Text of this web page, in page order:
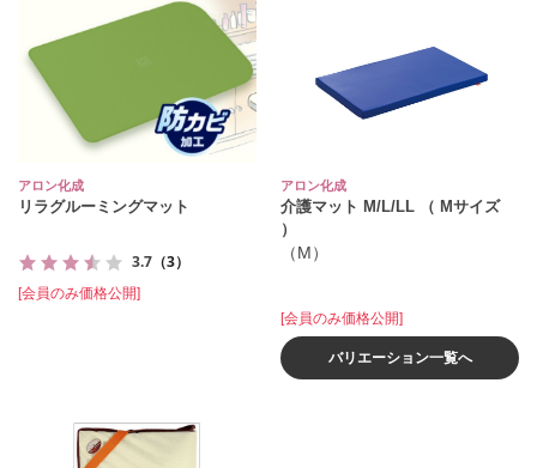
アロン化成
リラグルーミングマット
3.7 （3）
[会員のみ価格公開]
アロン化成
介護マット M/L/LL （ Mサイズ
）
（M）
[会員のみ価格公開]
バリエーション一覧へ